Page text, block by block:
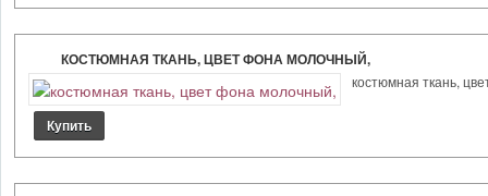
КОСТЮМНАЯ ТКАНЬ, ЦВЕТ ФОНА МОЛОЧНЫЙ,
костюмная ткань,